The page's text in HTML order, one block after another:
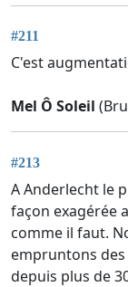
#211
C'est
Mel Ô Soleil
#213
A Anderlecht le
façon exagérée
comme il faut.
empruntons
depuis plus de